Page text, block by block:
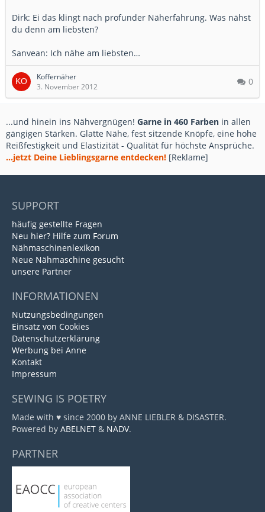
Dirk: Ei das klingt nach profunder Näherfahrung. Was nähst
du denn am liebsten?
Sanvean: Ich nähe am liebsten…
Koffernäher
3. November 2012
0
...und hinein ins Nähvergnügen! Garne in 460 Farben in allen
gängigen Stärken. Glatte Nähe, fest sitzende Knöpfe, eine hohe
Reißfestigkeit und Elastizität - Qualität für höchste Ansprüche.
...jetzt Deine Lieblingsgarne entdecken! [Reklame]
SUPPORT
häufig gestellte Fragen
Neu hier? Hilfe zum Forum
Nähmaschinenlexikon
Neue Nähmaschine gesucht
unsere Partner
INFORMATIONEN
Nutzungsbedingungen
Einsatz von Cookies
Datenschutzerklärung
Werbung bei Anne
Kontakt
Impressum
SEWING IS POETRY
Made with ♥ since 2000 by ANNE LIEBLER & DISASTER.
Powered by ABELNET & NADV.
PARTNER